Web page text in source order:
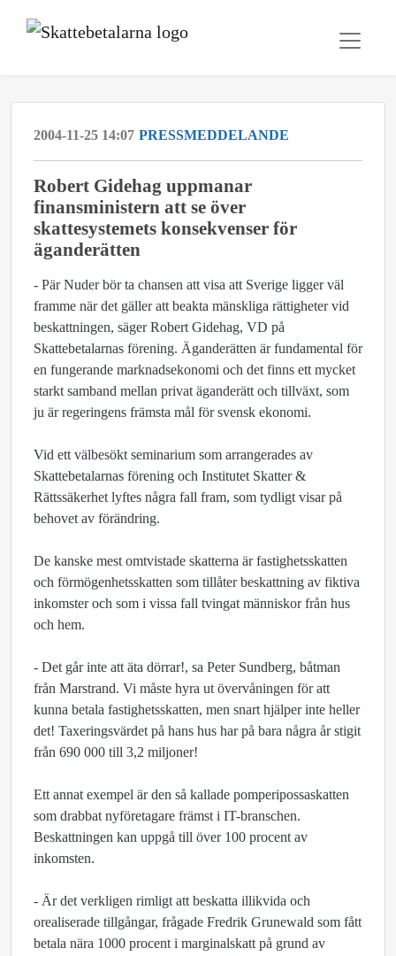
2004-11-25 14:07 PRESSMEDDELANDE
Robert Gidehag uppmanar
finansministern att se över
skattesystemets konsekvenser för
äganderätten
- Pär Nuder bör ta chansen att visa att Sverige ligger väl
framme när det gäller att beakta mänskliga rättigheter vid
beskattningen, säger Robert Gidehag, VD på
Skattebetalarnas förening. Äganderätten är fundamental för
en fungerande marknadsekonomi och det finns ett mycket
starkt samband mellan privat äganderätt och tillväxt, som
ju är regeringens främsta mål för svensk ekonomi.
Vid ett välbesökt seminarium som arrangerades av
Skattebetalarnas förening och Institutet Skatter &
Rättssäkerhet lyftes några fall fram, som tydligt visar på
behovet av förändring.
De kanske mest omtvistade skatterna är fastighetsskatten
och förmögenhetsskatten som tillåter beskattning av fiktiva
inkomster och som i vissa fall tvingat människor från hus
och hem.
- Det går inte att äta dörrar!, sa Peter Sundberg, båtman
från Marstrand. Vi måste hyra ut övervåningen för att
kunna betala fastighetsskatten, men snart hjälper inte heller
det! Taxeringsvärdet på hans hus har på bara några år stigit
från 690 000 till 3,2 miljoner!
Ett annat exempel är den så kallade pomperipossaskatten
som drabbat nyföretagare främst i IT-branschen.
Beskattningen kan uppgå till över 100 procent av
inkomsten.
- Är det verkligen rimligt att beskatta illikvida och
orealiserade tillgångar, frågade Fredrik Grunewald som fått
betala nära 1000 procent i marginalskatt på grund av